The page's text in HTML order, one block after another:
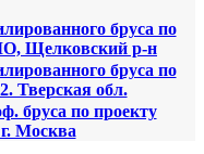
бруса по
Щелковский р-н
бруса по
Тверская обл.
бруса по проекту
Москва